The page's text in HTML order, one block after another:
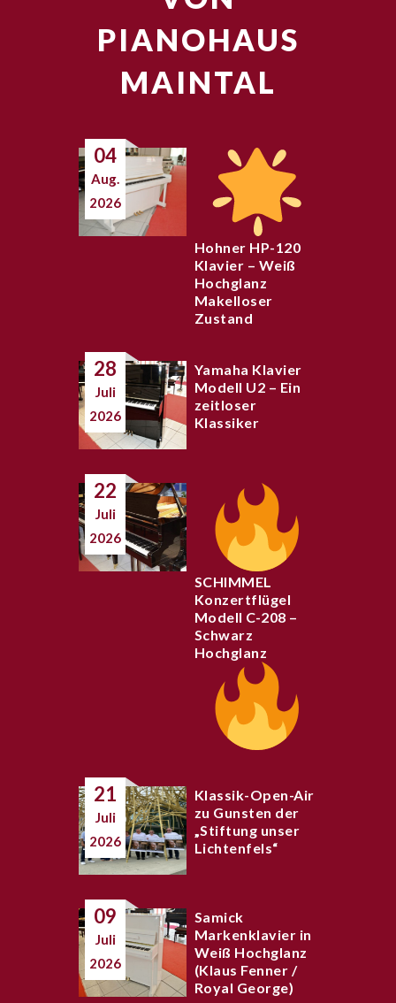
PIANOHAUS
MAINTAL
04
Aug.
2026
Hohner HP-120
Klavier – Weiß
Hochglanz
Makelloser
Zustand
28
Juli
2026
Yamaha Klavier
Modell U2 – Ein
zeitloser
Klassiker
22
Juli
2026
SCHIMMEL
Konzertflügel
Modell C-208 –
Schwarz
Hochglanz
21
Juli
2026
Klassik-Open-Air
zu Gunsten der
„Stiftung unser
Lichtenfels“
09
Juli
2026
Samick
Markenklavier in
Weiß Hochglanz
(Klaus Fenner /
Royal George)